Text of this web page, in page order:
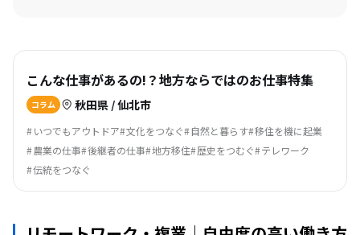
こんな仕事があるの!？地方ならではのお仕事特集
コラム 秋田県 / 仙北市
いつでもアウトドア 文化をつなぐ 自然と暮らす 移住を機に起業
農業の仕事 後継者の仕事 地方移住 歴史をつむぐ
テレワーク
伝統をつなぐ